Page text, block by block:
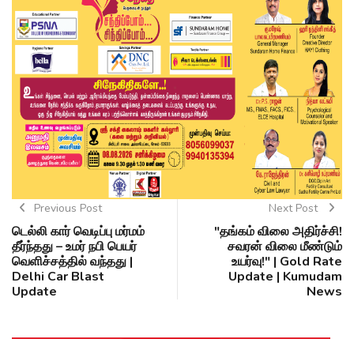
Previous Post
டெல்லி கார் வெடிப்பு மர்மம்
தீர்ந்தது – உமர் நபி பெயர்
வெளிச்சத்தில் வந்தது |
Delhi Car Blast
Update
Next Post
"தங்கம் விலை அதிர்ச்சி!
சவரன் விலை மீண்டும்
உயர்வு!" | Gold Rate
Update | Kumudam
News